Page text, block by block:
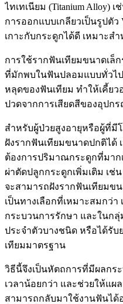
ไทเทเนียม (Titanium Alloy)
การออกแบบเกลียวเป็นรูปตัว
เกาะกับกระดูกได้ดี เหมาะ
การใช้รากฟันเทียมขนาดเ
ที่มักพบในฟันปลอมแบบทั่วไ
หลุดของฟันเทียม ทำให้เคี้ย
ปวดจากการเสียดสีของอุปก
สำหรับผู้ป่วยสูงอายุหรือผู้ที่มี
ฝังรากฟันเทียมขนาดปกติได้
ต้องการปริมาณกระดูกที่มาก
ผ่าตัดปลูกกระดูกเพิ่มเติม เช่
จะสามารถฝังรากฟันเทียมข
เป็นทางเลือกที่เหมาะสมกว่
กระบวนการรักษา และในก
ประจำตัวบางชนิด หรือได้รั
เทียมมาตรฐาน
วิธีนี้จึงเป็นหัตถการที่มีผลกระ
เวลาน้อยกว่า และช่วยให้แผ
สามารถกลับมาใช้งานฟันได้